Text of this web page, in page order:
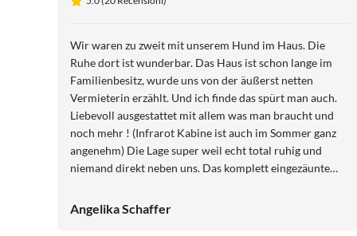
Wir waren zu zweit mit unserem Hund im Haus. Die
Ruhe dort ist wunderbar. Das Haus ist schon lange im
Familienbesitz, wurde uns von der äußerst netten
Vermieterin erzählt. Und ich finde das spürt man auch.
Liebevoll ausgestattet mit allem was man braucht und
noch mehr ! (Infrarot Kabine ist auch im Sommer ganz
angenehm) Die Lage super weil echt total ruhig und
niemand direkt neben uns. Das komplett eingezäunte
Angelika Schaffer